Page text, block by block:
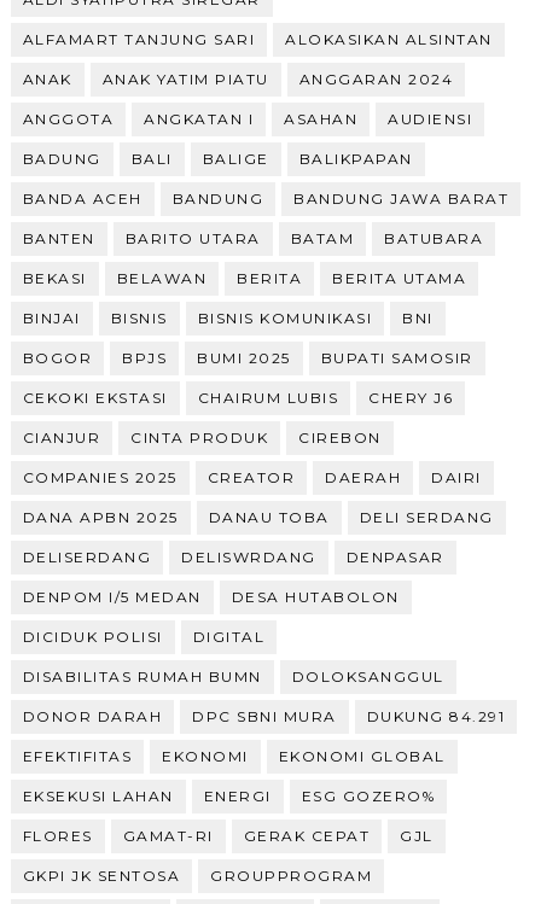
ALFAMART TANJUNG SARI ALOKASIKAN ALSINTAN
ANAK ANAK YATIM PIATU ANGGARAN 2024
ANGGOTA ANGKATAN I ASAHAN AUDIENSI
BADUNG BALI BALIGE BALIKPAPAN
BANDA ACEH BANDUNG BANDUNG JAWA BARAT
BANTEN BARITO UTARA BATAM BATUBARA
BEKASI BELAWAN BERITA BERITA UTAMA
BINJAI BISNIS BISNIS KOMUNIKASI BNI
BOGOR BPJS BUMI 2025 BUPATI SAMOSIR
CEKOKI EKSTASI CHAIRUM LUBIS CHERY J6
CIANJUR CINTA PRODUK CIREBON
COMPANIES 2025 CREATOR DAERAH DAIRI
DANA APBN 2025 DANAU TOBA DELI SERDANG
DELISERDANG DELISWRDANG DENPASAR
DENPOM I/5 MEDAN DESA HUTABOLON
DICIDUK POLISI DIGITAL
DISABILITAS RUMAH BUMN DOLOKSANGGUL
DONOR DARAH DPC SBNI MURA DUKUNG 84.291
EFEKTIFITAS EKONOMI EKONOMI GLOBAL
EKSEKUSI LAHAN ENERGI ESG GOZERO%
FLORES GAMAT-RI GERAK CEPAT GJL
GKPI JK SENTOSA GROUPPROGRAM